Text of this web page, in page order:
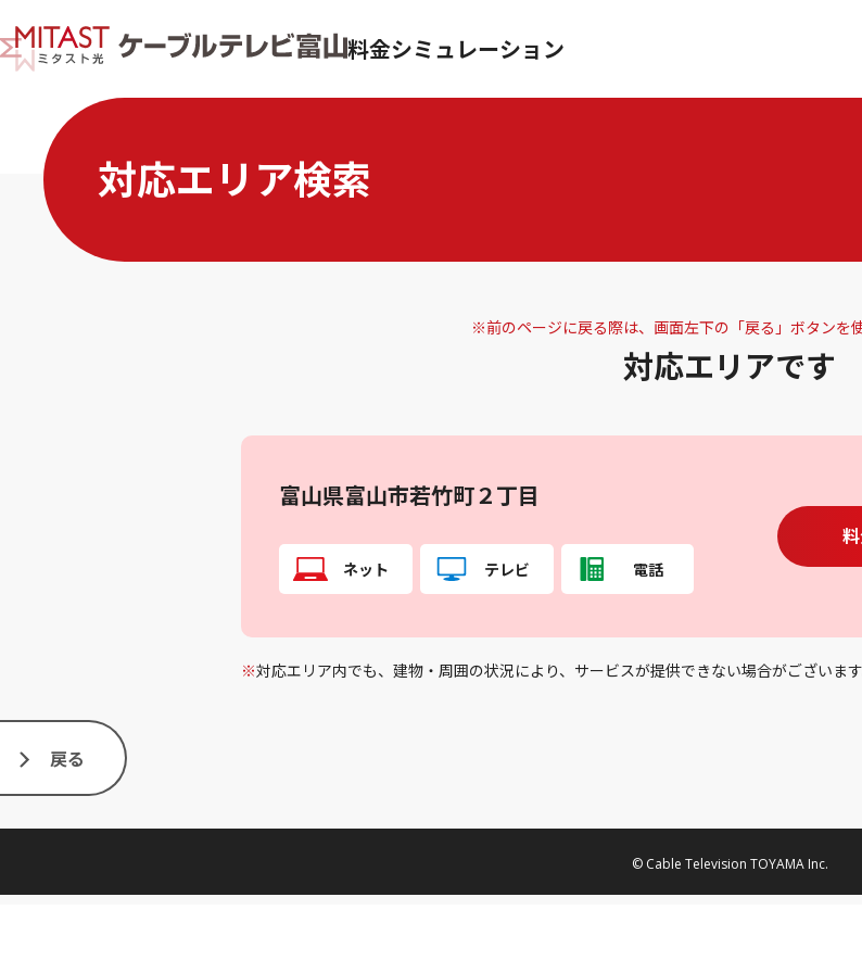
料金シミュレーション
対応エリア検索
※前のページに戻る際は、画面左下の「戻る」ボタンを
対応エリアです
富山県富山市若竹町２丁目
ネット テレビ 電話
※対応エリア内でも、建物・周囲の状況により、サービスが提供できない場合がございます
戻る
© Cable Television TOYAMA Inc.